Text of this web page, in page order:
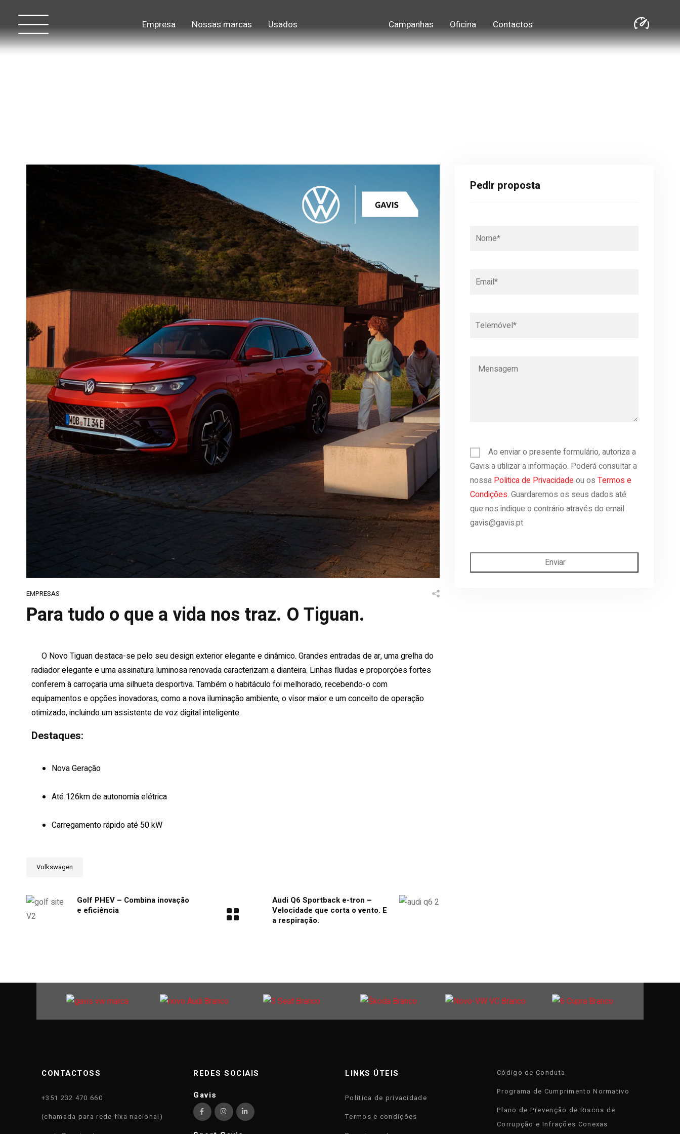
Empresa Nossas marcas Usados Campanhas Oficina Contactos
EMPRESAS
Para tudo o que a vida nos traz. O Tiguan.
O Novo Tiguan destaca-se pelo seu design exterior elegante e dinâmico. Grandes entradas de ar, uma grelha do
radiador elegante e uma assinatura luminosa renovada caracterizam a dianteira. Linhas fluidas e proporções fortes
conferem à carroçaria uma silhueta desportiva. Também o habitáculo foi melhorado, recebendo-o com
equipamentos e opções inovadoras, como a nova iluminação ambiente, o visor maior e um conceito de operação
otimizado, incluindo um assistente de voz digital inteligente.
Destaques:
Nova Geração
Até 126km de autonomia elétrica
Carregamento rápido até 50 kW
Volkswagen
Golf PHEV – Combina inovação
e eficiência
Audi Q6 Sportback e-tron –
Velocidade que corta o vento. E
a respiração.
Pedir proposta
Ao enviar o presente formulário, autoriza a
Gavis a utilizar a informação. Poderá consultar a
nossa Politica de Privacidadeou os Termos e
Condições. Guardaremos os seus dados até
que nos indique o contrário através do email
gavis@gavis.pt
CONTACTOSS
+351 232 470 660
(chamada para rede fixa nacional)
REDES SOCIAIS
Gavis
LINKS ÚTEIS
Política de privacidade
Termos e condições
Código de Conduta
Programa de Cumprimento Normativo
Plano de Prevenção de Riscos de
Corrupção e Infrações Conexas